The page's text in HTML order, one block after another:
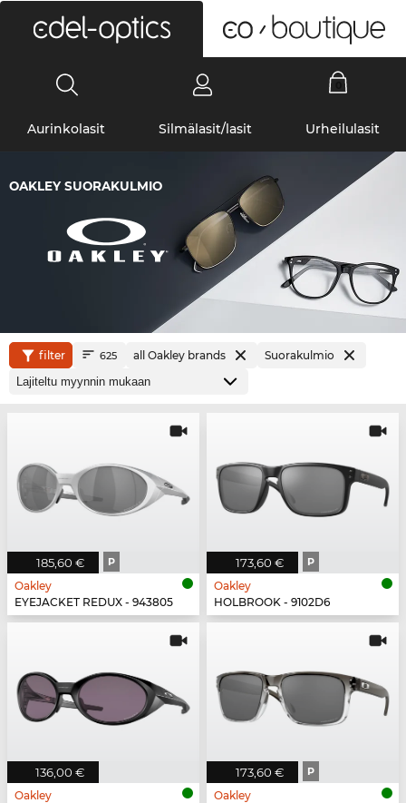
Aurinkolasit Silmälasit/lasit Urheilulasit
OAKLEY SUORAKULMIO
filter 625 all Oakley brands Suorakulmio
185,60 € P
Oakley
EYEJACKET REDUX - 943805
173,60 € P
Oakley
HOLBROOK - 9102D6
136,00 €
Oakley
173,60 € P
Oakley